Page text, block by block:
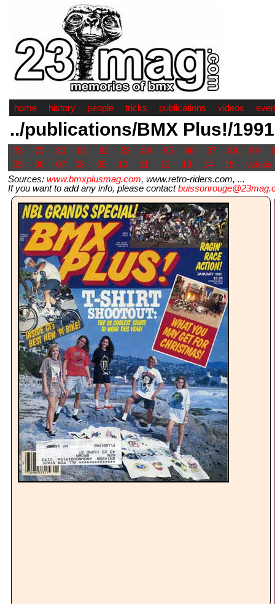
home history people tricks publications videos
../publications/BMX Plus!/1991
78 79 80 81 82 83 84 85 86 87 88 89
05
06 07 08 09 10 11 12 13 14 15
videos
Sources: www.bmxplusmag.com, www.retro-riders.com, ...
If you want to add any info, please contact